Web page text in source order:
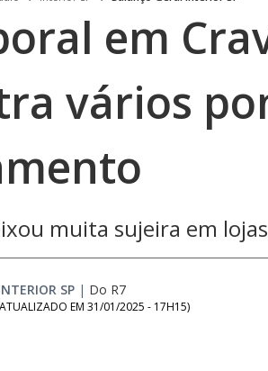
em
vários
muita sujeira em
SP | Do R7
EM 31/01/2025 - 17H15)